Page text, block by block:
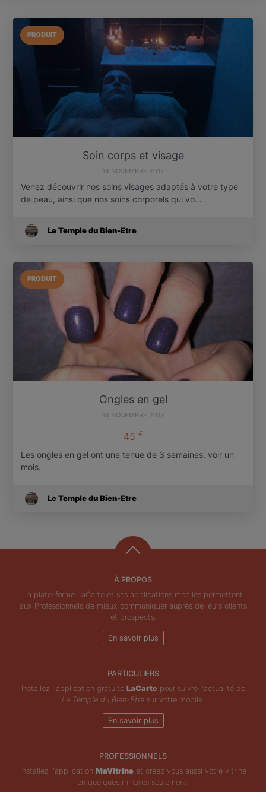
PRODUIT
Soin corps et visage
14 NOVEMBRE 2017
Venez découvrir nos soins visages adaptés à votre type
de peau, ainsi que nos soins corporels qui vo…
Le Temple du Bien-Etre
PRODUIT
Ongles en gel
14 NOVEMBRE 2017
45 €
Les ongles en gel ont une tenue de 3 semaines, voir un
mois.
Le Temple du Bien-Etre
À PROPOS
La plate-forme LaCarte et ses applications mobiles permettent
aux Professionnels de mieux communiquer auprès de leurs clients
et prospects.
En savoir plus
PARTICULIERS
Installez l'application gratuite LaCartepour suivre l'actualité de
Le Temple du Bien-Etre sur votre mobile.
En savoir plus
PROFESSIONNELS
Installez l'application MaVitrineet créez vous aussi votre vitrine
en quelques minutes seulement.